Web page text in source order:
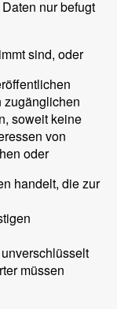
nur befugt
sind, oder
zugänglichen
soweit keine
von
oder
handelt, die zur
müssen